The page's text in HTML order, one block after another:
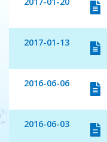
2017-01-13
2016-06-06
2016-06-03